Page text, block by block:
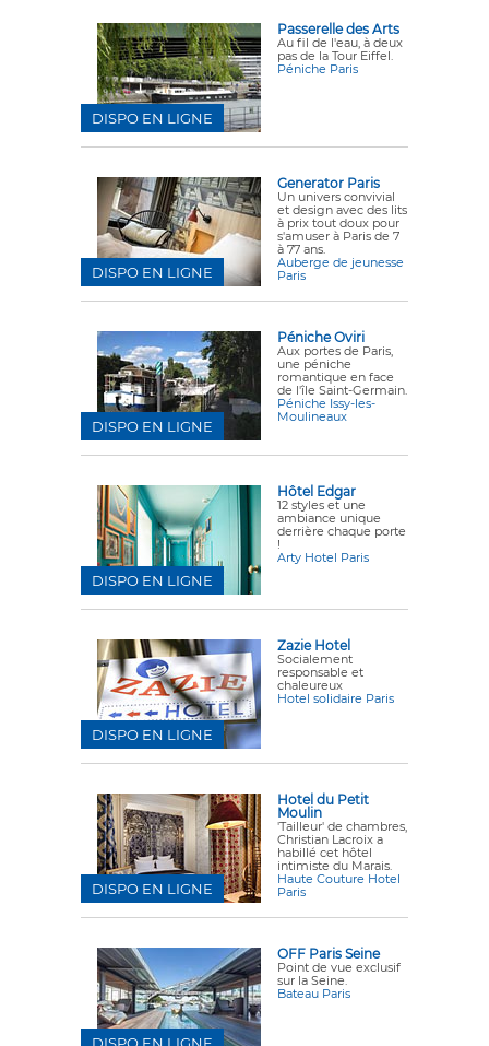
Passerelle des Arts
Au fil de l'eau, à deux
pas de la Tour Eiffel.
Péniche Paris
DISPO EN LIGNE
Generator Paris
Un univers convivial
et design avec des lits
à prix tout doux pour
s'amuser à Paris de 7
à 77 ans.
Auberge de jeunesse
Paris
DISPO EN LIGNE
Péniche Oviri
Aux portes de Paris,
une péniche
romantique en face
de l'île Saint-Germain.
Péniche Issy-les-
Moulineaux
DISPO EN LIGNE
Hôtel Edgar
12 styles et une
ambiance unique
derrière chaque porte
!
Arty Hotel Paris
DISPO EN LIGNE
Zazie Hotel
Socialement
responsable et
chaleureux
Hotel solidaire Paris
DISPO EN LIGNE
Hotel du Petit
Moulin
'Tailleur' de chambres,
Christian Lacroix a
habillé cet hôtel
intimiste du Marais.
Haute Couture Hotel
Paris
DISPO EN LIGNE
OFF Paris Seine
Point de vue exclusif
sur la Seine.
Bateau Paris